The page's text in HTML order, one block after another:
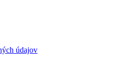
údajov